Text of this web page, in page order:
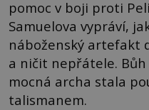
pomoc v boji proti
Samuelova vypráví,
náboženský artefakt
a ničit nepřátele.
mocná archa stala
talismanem.